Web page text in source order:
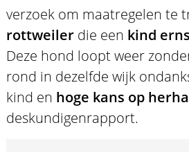
verzoek om maatregelen te
rottweilerdie een kind
Deze hond loopt weer
rond in dezelfde wijk
kind en hoge kans op
deskundigenrapport.